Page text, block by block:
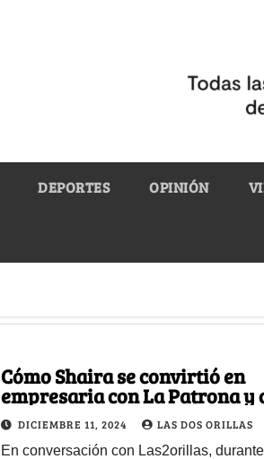
DEPORTES OPINIÓN
Cómo Shaira se convirtió en
empresaria con La Patrona y
dueños de reconocidos
bogotanos
DICIEMBRE 11, 2024 LAS DOS ORILLAS
En conversación con Las2orillas,